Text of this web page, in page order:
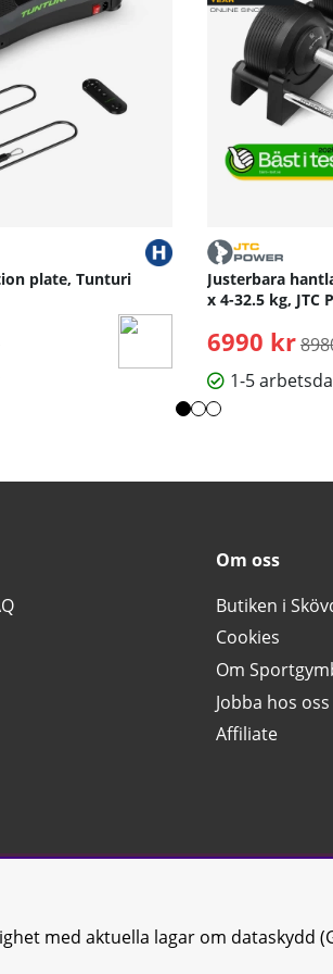
plate, Tunturi
pris:
Justerbara
x 4-32.5 kg, JTC
6990 kr
1-5
Om oss
Butiken i
Cookies
Om
Jobba hos oss
Affiliate
AB |Kontakta oss| All rights reserved |
med aktuella lagar om dataskydd